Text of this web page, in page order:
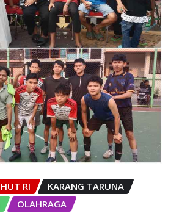
HUT RI
KARANG TARUNA
OLAHRAGA